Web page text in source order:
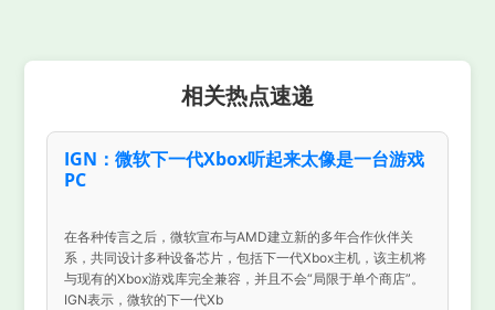
相关热点速递
IGN：微软下一代Xbox听起来太像是一台游戏
PC
在各种传言之后，微软宣布与AMD建立新的多年合作伙伴关
系，共同设计多种设备芯片，包括下一代Xbox主机，该主机将
与现有的Xbox游戏库完全兼容，并且不会“局限于单个商店”。
IGN表示，微软的下一代Xb